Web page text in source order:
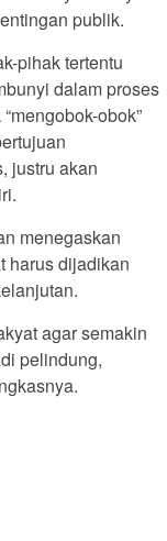
publik.
pihak tertentu
dalam proses
obok”
justru akan
menegaskan
harus dijadikan
agar semakin
pelindung,